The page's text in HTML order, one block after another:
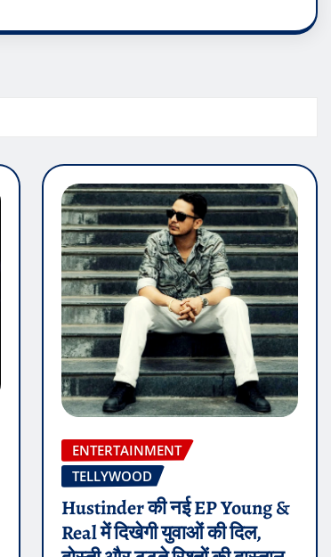
ENTERTAINMENT
TELLYWOOD
Hustinder की नई EP Young &
Real में दिखेगी युवाओं की दिल,